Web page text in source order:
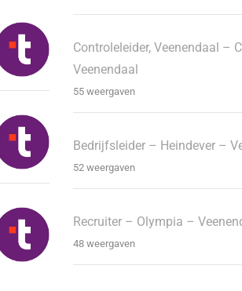
Controleleider, Veenendaal –
Veenendaal
55 weergaven
Bedrijfsleider – Heindever –
52 weergaven
Recruiter – Olympia –
48 weergaven